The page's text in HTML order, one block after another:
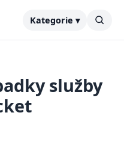
Kategorie ▾
služby